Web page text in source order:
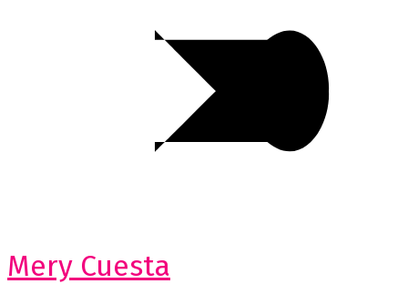
Mery Cuesta